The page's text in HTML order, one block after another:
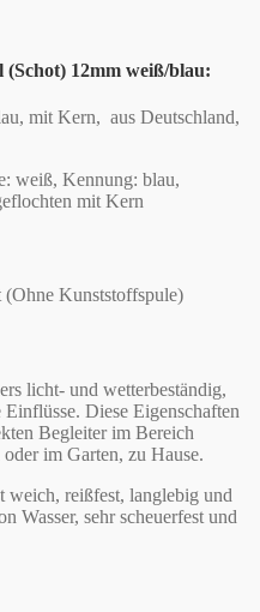
12mm weiß/blau:
mit Kern, aus Deutschland,
weiß, Kennung: blau,
mit Kern
Kunststoffspule)
licht- und wetterbeständig,
Diese Eigenschaften
Begleiter im Bereich
im Garten, zu Hause.
weich, reißfest, langlebig und
Wasser, sehr scheuerfest und